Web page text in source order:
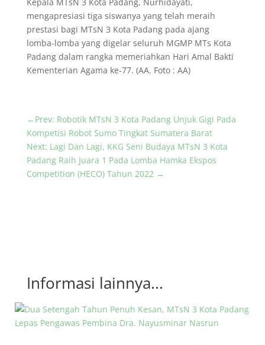
mengapresiasi tiga siswanya yang telah meraih
prestasi bagi MTsN 3 Kota Padang pada ajang
lomba-lomba yang digelar seluruh MGMP MTs Kota
Padang dalam rangka memeriahkan Hari Amal Bakti
Kementerian Agama ke-77. (AA. Foto : AA)
← Prev: Robotik MTsN 3 Kota Padang Unjuk Gigi Pada
Kompetisi Robot Sumo Tingkat Sumatera Barat
Next: Lagi Dan Lagi, KKG Seni Budaya MTsN 3 Kota
Padang Raih Juara 1 Pada Lomba Hamka Ekspos
Competition (HECO) Tahun 2022→
Informasi lainnya...